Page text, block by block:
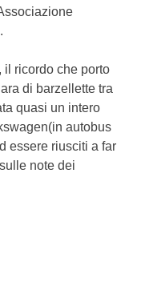
il ricordo che porto
di barzellette tra
quasi un intero
autobus
essere riusciti a far
note dei